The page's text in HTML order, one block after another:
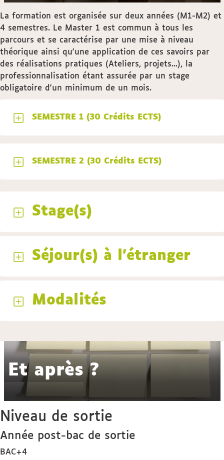
La formation est organisée sur deux années (M1-M2) et
4 semestres. Le Master 1 est commun à tous les
parcours et se caractérise par une mise à niveau
théorique ainsi qu'une application de ces savoirs par
des réalisations pratiques (Ateliers, projets...), la
professionnalisation étant assurée par un stage
obligatoire d'un minimum de un mois.
SEMESTRE 1 (30 Crédits ECTS)
SEMESTRE 2 (30 Crédits ECTS)
Stage(s)
Séjour(s) à l'étranger
Modalités
Et après ?
Niveau de sortie
Année post-bac de sortie
BAC+4